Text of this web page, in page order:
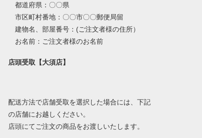
都道府県：〇〇県
市区町村番地：〇〇市〇〇郵便局留
建物名、部屋番号：(ご注文者様の住所）
お名前：ご注文者様のお名前
店頭受取【大須店】
配送方法で店舗受取を選択した場合には、下記
の店舗にお越しください。
店頭にてご注文の商品をお渡しいたします。